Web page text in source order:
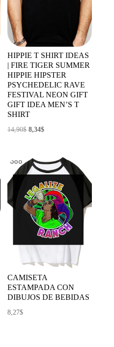
HIPPIE T SHIRT IDEAS
| FIRE TIGER SUMMER
HIPPIE HIPSTER
PSYCHEDELIC RAVE
FESTIVAL NEON GIFT
GIFT IDEA MEN’S T
SHIRT
14,90$ El
era:
14,90$.
8,34$El
es:
8,34$.
CAMISETA
ESTAMPADA CON
DIBUJOS DE BEBIDAS
8,27$